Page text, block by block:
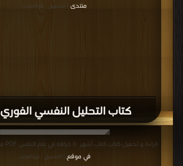
كتاب التحليل النفسي الفوري PDF
منتدى
| التحميل : مرة/مرات
قراءة و تحميل كتاب كتاب أشهر ٥٠ خرافة في علم النفس PDF مجانا | مكتبة >
في موقع | التحميل : مرة/مرات